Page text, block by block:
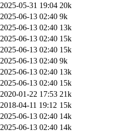
2025-05-31 19:04 20k
2025-06-13 02:40 9k
2025-06-13 02:40 13k
2025-06-13 02:40 15k
2025-06-13 02:40 15k
2025-06-13 02:40 9k
2025-06-13 02:40 13k
2025-06-13 02:40 15k
2020-01-22 17:53 21k
2018-04-11 19:12 15k
2025-06-13 02:40 14k
2025-06-13 02:40 14k